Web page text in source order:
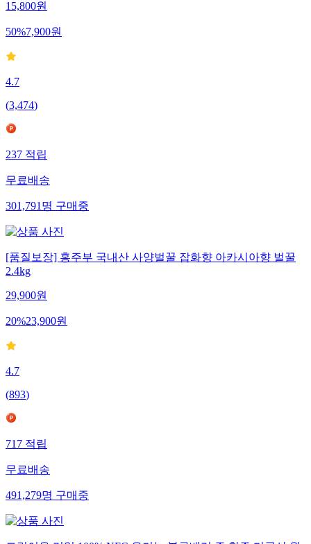
15,800원
50%7,900원
4.7
(3,474)
237적립
무료배송
301,791명구매중
[품질보장] 홍주부 국내산 사양벌꿀 잡화향 아카시아향 벌꿀
2.4kg
29,900원
20%23,900원
4.7
(893)
717적립
무료배송
491,279명구매중